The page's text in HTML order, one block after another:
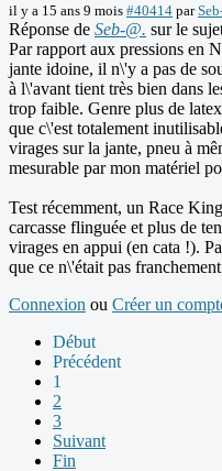
il y a 15 ans 9 mois #40414 par
Réponse de Seb-@. sur le
Par rapport aux pressions en
jante idoine, il n\'y a pas de
à l\'avant tient très bien dans
trop faible. Genre plus de
que c\'est totalement
virages sur la jante, pneu à
mesurable par mon matériel
Test récemment, un Race
carcasse flinguée et plus de
virages en appui (en cata !).
que ce n\'était pas
Connexion ou Créer un
Début
Précédent
1
2
3
Suivant
Fin